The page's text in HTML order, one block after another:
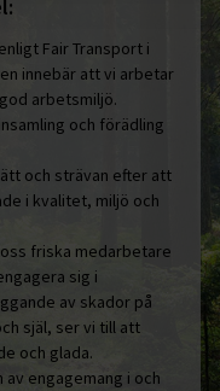
Fair Transport i
innebär att vi arbetar
arbetsmiljö.
och förädling
och strävan efter att
i kvalitet, miljö och
friska medarbetare
sig i
av skador på
själ, ser vi till att
och glada.
engagemang i och